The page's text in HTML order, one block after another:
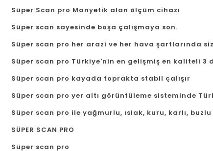
Süper Scan pro Manyetik alan ölçüm cihazı
Süper scan sayesinde boşa çalışmaya son.
Süper scan pro her arazi ve her hava şartlarında
Süper scan pro Türkiye'nin en gelişmiş en kaliteli 3
Süper scan pro kayada toprakta stabil çalışır
Süper scan pro yer altı görüntüleme sisteminde
Süper scan pro ile yağmurlu, ıslak, kuru, karlı,
SÜPER SCAN PRO
Süper scan pro